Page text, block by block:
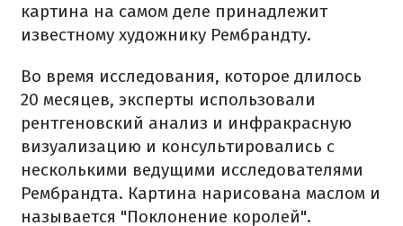
картина на самом деле принадлежит
известному художнику Рембрандту.
Во время исследования, которое длилось
20 месяцев, эксперты использовали
рентгеновский анализ и инфракрасную
визуализацию и консультировались с
несколькими ведущими исследователями
Рембрандта. Картина нарисована маслом и
называется "Поклонение королей".